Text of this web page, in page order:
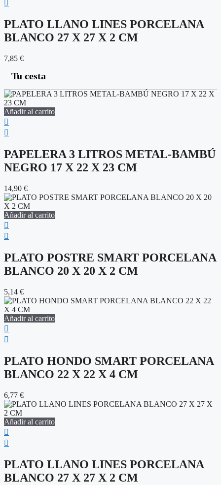
PLATO LLANO LINES PORCELANA
BLANCO 27 X 27 X 2 CM
7,85 €
Tu cesta
Añadir al carrito
PAPELERA 3 LITROS METAL-BAMBÚ
NEGRO 17 X 22 X 23 CM
14,90 €
Añadir al carrito
PLATO POSTRE SMART PORCELANA
BLANCO 20 X 20 X 2 CM
5,14 €
Añadir al carrito
PLATO HONDO SMART PORCELANA
BLANCO 22 X 22 X 4 CM
6,77 €
Añadir al carrito
PLATO LLANO LINES PORCELANA
BLANCO 27 X 27 X 2 CM